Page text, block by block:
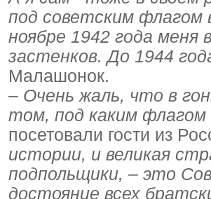
под советским флагом
ноябре 1942 года
застенков. До 1944
Малашонок.
– Очень жаль, что в
том, под каким флагом
посетовали гости из
истории, и великая
подпольщики, – это
достояние всех